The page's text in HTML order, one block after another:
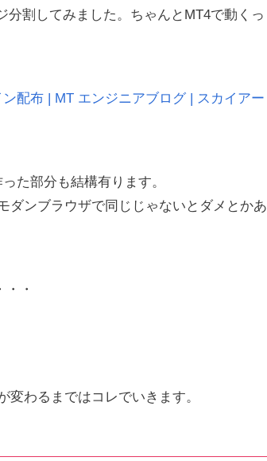
分割してみました。ちゃんとMT4で動くっ
配布 | MT エンジニアブログ | スカイアー
た部分も結構有ります。
ダンブラウザで同じじゃないとダメとかあ
・
わるまではコレでいきます。